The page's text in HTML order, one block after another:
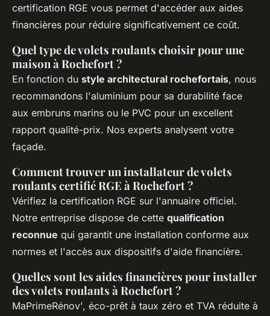
certification RGE vous permet d'accéder aux aides
financières pour réduire significativement ce coût.
Quel type de volets roulants choisir pour une
maison à Rochefort ?
En fonction du style architectural rochefortais, nous
recommandons l'aluminium pour sa durabilité face
aux embruns marins ou le PVC pour un excellent
rapport qualité-prix. Nos experts analysent votre
façade.
Comment trouver un installateur de volets
roulants certifié RGE à Rochefort ?
Vérifiez la certification RGE sur l'annuaire officiel.
Notre entreprise dispose de cette qualification
reconnue qui garantit une installation conforme aux
normes et l'accès aux dispositifs d'aide financière.
Quelles sont les aides financières pour installer
des volets roulants à Rochefort ?
MaPrimeRénov', éco-prêt à taux zéro et TVA réduite à